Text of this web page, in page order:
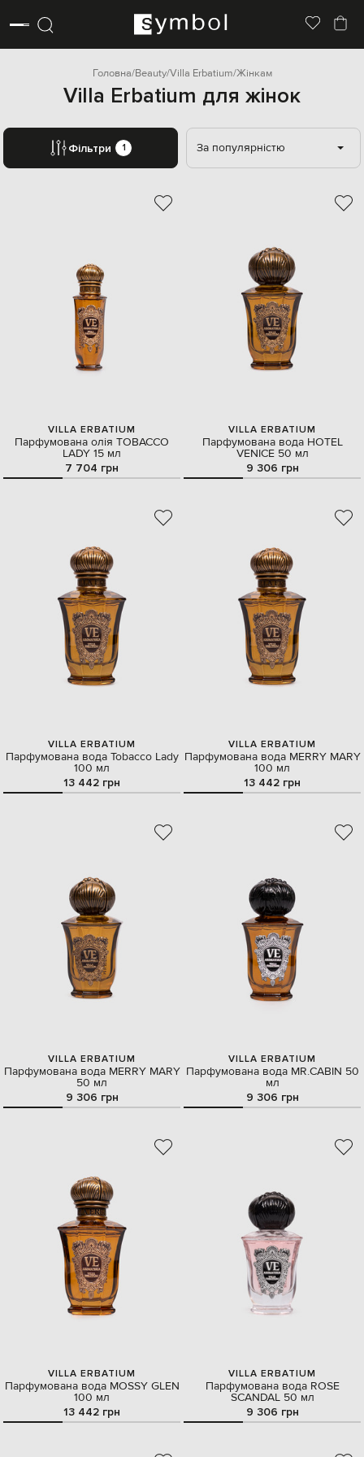
Головна Beauty Villa Erbatium Жінкам
Villa Erbatium для жінок
Фільтри 1 За популярністю
VILLA ERBATIUM
Парфумована олія TOBACCO
LADY 15 мл
7 704 грн
VILLA ERBATIUM
Парфумована вода HOTEL
VENICE 50 мл
9 306 грн
VILLA ERBATIUM
Парфумована вода Tobacco Lady
100 мл
13 442 грн
VILLA ERBATIUM
Парфумована вода MERRY MARY
100 мл
13 442 грн
VILLA ERBATIUM
Парфумована вода MERRY MARY
50 мл
9 306 грн
VILLA ERBATIUM
Парфумована вода MR.CABIN 50
мл
9 306 грн
VILLA ERBATIUM
Парфумована вода MOSSY GLEN
100 мл
13 442 грн
VILLA ERBATIUM
Парфумована вода ROSE
SCANDAL 50 мл
9 306 грн